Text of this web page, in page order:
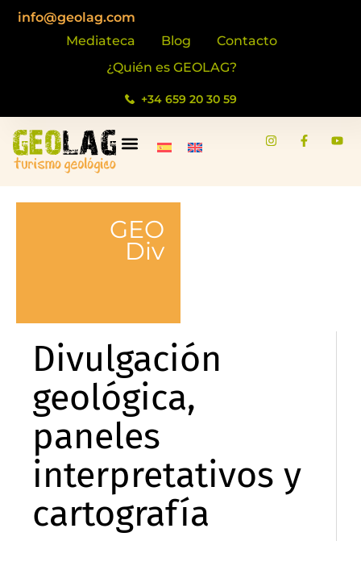
contenido
info@geolag.com
Mediateca
Blog
Contacto
¿Quién es GEOLAG?
+34 659 20 30 59
GEO
Div
Divulgación
geológica,
paneles
interpretativos y
cartografía